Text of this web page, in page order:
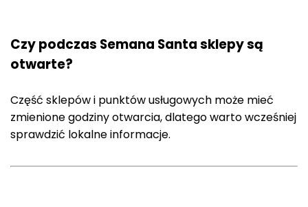
Czy podczas Semana Santa sklepy są
otwarte?
Część sklepów i punktów usługowych może mieć
zmienione godziny otwarcia, dlatego warto wcześniej
sprawdzić lokalne informacje.